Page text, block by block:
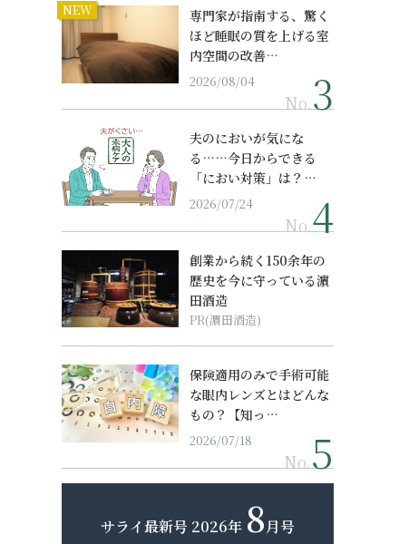
NEW
専門家が指南する、驚く
ほど睡眠の質を上げる室
内空間の改善…
2026/08/04
No.
夫のにおいが気にな
る……今日からできる
「におい対策」は？…
2026/07/24
No.
創業から続く150余年の
歴史を今に守っている濵
田酒造
PR(濵田酒造)
保険適用のみで手術可能
な眼内レンズとはどんな
もの？【知っ…
2026/07/18
No.
サライ最新号 2026年 8月号